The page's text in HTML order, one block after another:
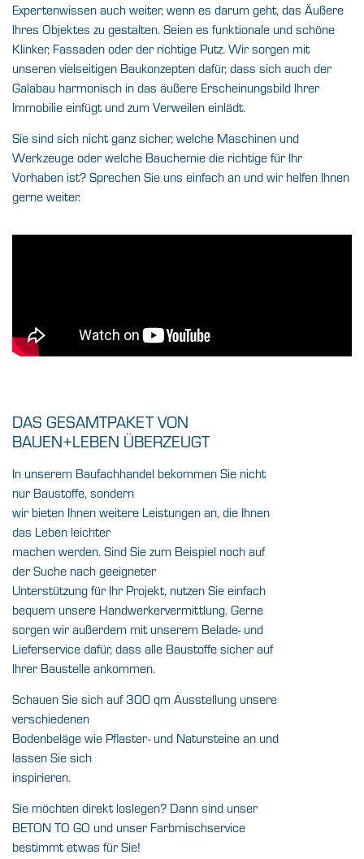
Expertenwissen auch weiter, wenn es darum geht, das Äußere
Ihres Objektes zu gestalten. Seien es funktionale und schöne
Klinker, Fassadenoder der richtige Putz. Wir sorgen mit
unseren vielseitigen Baukonzepten dafür, dass sich auch der
Galabau harmonisch in das äußere Erscheinungsbild Ihrer
Immobilie einfügt und zum Verweilen einlädt.
Sie sind sich nicht ganz sicher, welche Maschinen und
Werkzeugeoder welche Bauchemiedie richtige für Ihr
Vorhaben ist? Sprechen Sie uns einfach an und wir helfen Ihnen
gerne weiter.
DAS GESAMTPAKET VON
BAUEN+LEBEN ÜBERZEUGT
In unserem Baufachhandel bekommen Sie nicht
nur Baustoffe, sondern
wir bieten Ihnen weitere Leistungen an, die Ihnen
das Leben leichter
machen werden. Sind Sie zum Beispiel noch auf
der Suche nach geeigneter
Unterstützung für Ihr Projekt, nutzen Sie einfach
bequem unsere Handwerkervermittlung. Gerne
sorgen wir außerdem mit unserem Belade- und
Lieferservicedafür, dass alle Baustoffe sicher auf
Ihrer Baustelle ankommen.
Schauen Sie sich auf 300 qm Ausstellung unsere
verschiedenen
Bodenbeläge wie Pflaster- und Natursteine an und
lassen Sie sich
inspirieren.
Sie möchten direkt loslegen? Dann sind unser
BETON TO GO und unser Farbmischservice
bestimmt etwas für Sie!